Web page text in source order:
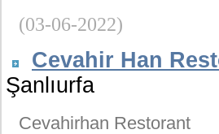
(03-06-2022)
Cevahir Han
Şanlıurfa
Cevahirhan Restorant